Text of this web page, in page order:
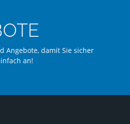
Angebote, damit Sie sicher
an!